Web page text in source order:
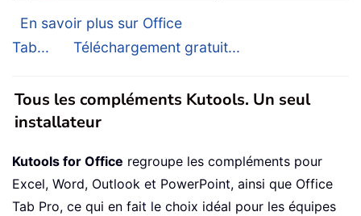
En savoir plus sur Office
Tab...
Téléchargement gratuit...
Tous les compléments Kutools. Un seul
installateur
Kutools for Office regroupe les compléments pour
Excel, Word, Outlook et PowerPoint, ainsi que Office
Tab Pro, ce qui en fait le choix idéal pour les équipes